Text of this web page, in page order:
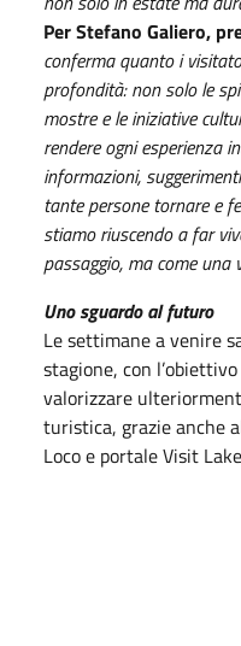
Per Stefano Galiero,
conferma quanto i
profondità: non solo le
mostre e le iniziative
rendere ogni esperienza
informazioni,
tante persone tornare e
stiamo riuscendo a far
passaggio, ma come una
Uno sguardo al futuro
Le settimane a venire
stagione, con
valorizzare
turistica, grazie anche
Loco e portale Visit